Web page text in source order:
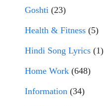
Goshti (23)
Health & Fitness (5)
Hindi Song Lyrics (1)
Home Work (648)
Information (34)